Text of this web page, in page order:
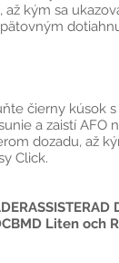
kým sa
čierny kúsok s
a zaistí
dozadu,
Click.
Liten och